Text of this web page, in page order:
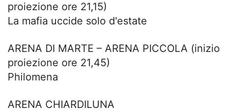
proiezione ore 21,15)
La mafia uccide solo d'estate
ARENA DI MARTE – ARENA PICCOLA (inizio
proiezione ore 21,45)
Philomena
ARENA CHIARDILUNA